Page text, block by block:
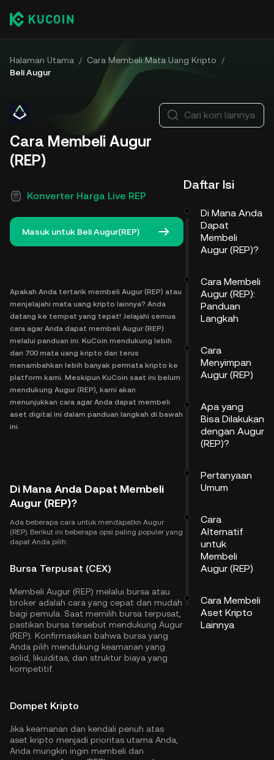
Halaman Utama / Cara Membeli Mata Uang Kripto
/
Beli Augur
Cara Membeli Augur
(REP)
Konverter Harga Live REP
Masuk untuk Beli Augur(REP)
Apakah Anda tertarik membeli Augur (REP) atau
menjelajahi mata uang kripto lainnya? Anda
datang ke tempat yang tepat! Jelajahi semua
cara agar Anda dapat membeli Augur (REP)
melalui panduan ini. KuCoin mendukung lebih
dari 700 mata uang kripto dan terus
menambahkan lebih banyak permata kripto ke
platform kami. Meskipun KuCoin saat ini belum
mendukung Augur (REP), kami akan
menunjukkan cara agar Anda dapat membeli
aset digital ini dalam panduan langkah di bawah
ini.
Di Mana Anda Dapat Membeli
Augur (REP)?
Ada beberapa cara untuk mendapatkn Augur
(REP). Berikut ini beberapa opsi paling populer yang
dapat Anda pilih:
Bursa Terpusat (CEX)
Membeli Augur (REP) melalui bursa atau
broker adalah cara yang cepat dan mudah
bagi pemula. Saat memilih bursa terpusat,
pastikan bursa tersebut mendukung Augur
(REP). Konfirmasikan bahwa bursa yang
Anda pilih mendukung keamanan yang
solid, likuiditas, dan struktur biaya yang
kompetitif.
Dompet Kripto
Jika keamanan dan kendali penuh atas
aset kripto menjadi prioritas utama Anda,
Anda mungkin ingin membeli dan
Cari koin lainnya
Daftar Isi
Di Mana Anda
Dapat
Membeli
Augur (REP)?
Cara Membeli
Augur (REP):
Panduan
Langkah
Cara
Menyimpan
Augur (REP)
Apa yang
Bisa Dilakukan
dengan Augur
(REP)?
Pertanyaan
Umum
Cara
Alternatif
untuk
Membeli
Augur (REP)
Cara Membeli
Aset Kripto
Lainnya